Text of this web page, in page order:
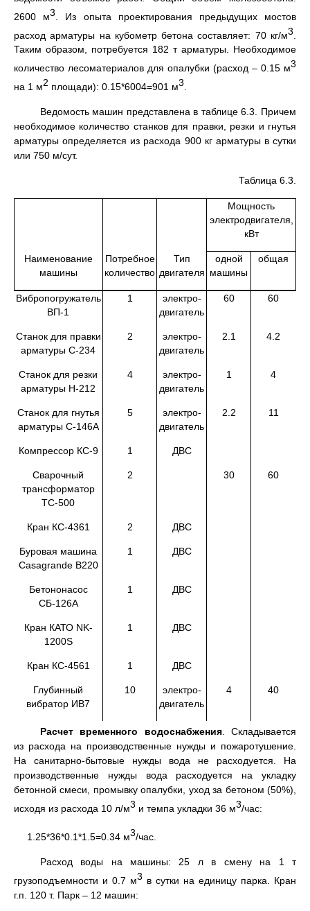
2600 м3 . Из опыта проектирования предыдущих мостов
расход арматуры на кубометр бетона составляет: 70 кг/м3
Таким образом, потребуется 182 т арматуры. Необходимое
количество лесоматериалов для опалубки (расход – 0.15 м3
на 1 м2 площади): 0.15*6004=901 м3
Ведомость машин представлена в таблице 6.3. Причем
необходимое количество станков для правки, резки и гнутья
арматуры определяется из расхода 900 кг арматуры в сутки
или 750 м/сут.
Таблица 6.3.
Наименование
машины
Потребное
количество
Тип
двигателя
Мощность
электродвигателя,
кВт
одной
машины
общая
Вибропогружатель
ВП-1
1
электро-
двигатель
60 60
Станок для правки
арматуры С-234
2
электро-
двигатель
2.1 4.2
Станок для резки
арматуры Н-212
4
электро-
двигатель
1 4
Станок для гнутья
арматуры С-146А
5
электро-
двигатель
2.2 11
Компрессор КС-9 1 ДВС
Сварочный
трансформатор
ТС-500
2 30 60
Кран КС-4361 2 ДВС
Буровая машина
Casagrande B220
1 ДВС
Бетононасос
СБ-126А
1 ДВС
Кран КАТО NK-
1200S
1 ДВС
Кран КС-4561 1 ДВС
Глубинный
вибратор ИВ7
10
электро-
двигатель
4 40
Расчет временного водоснабжения. Складывается
из расхода на производственные нужды и пожаротушение.
На санитарно-бытовые нужды вода не расходуется. На
производственные нужды вода расходуется на укладку
бетонной смеси, промывку опалубки, уход за бетоном (50%),
исходя из расхода 10 л/м3 и темпа укладки 36 м3/час:
1.25*36*0.1*1.5=0.34 м3/час.
Расход воды на машины: 25 л в смену на 1 т
грузоподъемности и 0.7 м3 в сутки на единицу парка. Кран
г.п. 120 т. Парк – 12 машин: